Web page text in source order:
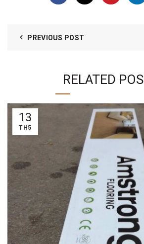
PREVIOUS POST
RELATED
13
TH5